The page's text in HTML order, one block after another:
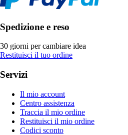
Spedizione e reso
30 giorni per cambiare idea
Restituisci il tuo ordine
Servizi
Il mio account
Centro assistenza
Traccia il mio ordine
Restituisci il mio ordine
Codici sconto